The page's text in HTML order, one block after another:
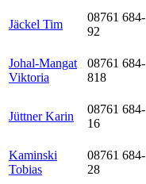
Jäckel Tim
08761 684-
92
Johal-Mangat
Viktoria
08761 684-
818
Jüttner Karin
08761 684-
16
Kaminski
Tobias
08761 684-
28